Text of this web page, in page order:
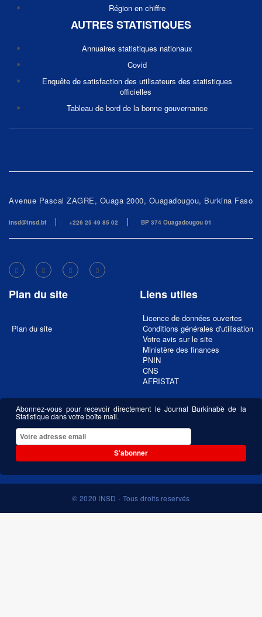
Région en chiffre
AUTRES STATISTIQUES
Annuaires statistiques nationaux
Covid
Enquête de satisfaction des utilisateurs des statistiques
officielles
Tableau de bord de la bonne gouvernance
Avenue Pascal ZAGRE, Ouaga 2000, Ouagadougou, Burkina Faso
insd@insd.bf +226 25 49 85 02 BP 374 Ouagadougou 01
Plan du site
Plan du site
Liens utiles
Licence de données ouvertes
Conditions générales d'utilisation
Votre avis sur le site
Ministère des finances
PNIN
CNS
AFRISTAT
Abonnez-vous pour recevoir directement le Journal Burkinabè de la
Statistique dans votre boîte mail.
S'abonner
© 2020 INSD - Tous droits reservés